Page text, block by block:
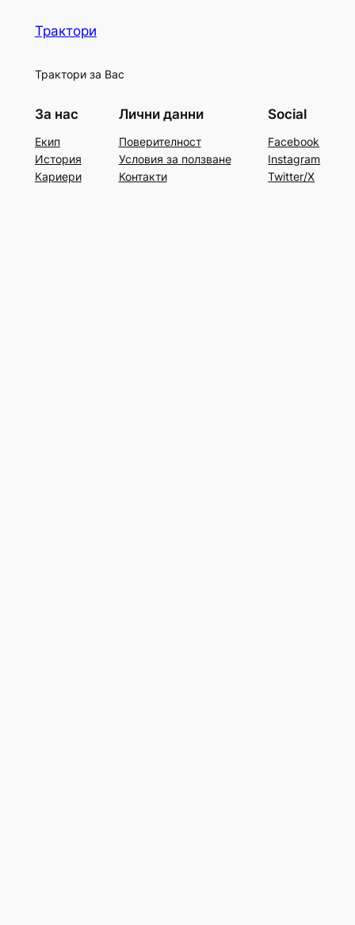
Трактори
Трактори за Вас
За нас
Екип
История
Кариери
Лични данни
Поверителност
Условия за ползване
Контакти
Social
Facebook
Instagram
Twitter/X